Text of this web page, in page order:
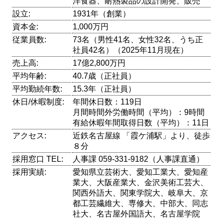
設立:
1931年（創業）
資本金:
1,000万円
従業員数:
73名（男性41名、女性32名、うち正
社員42名）（2025年11月現在）
売上高:
17億2,800万円
平均年齢:
40.7歳（正社員）
平均勤続年数:
15.3年（正社員）
休日/休暇制度:
年間休日数：119日
月間時間外労働時間（平均）：9時間
有給休暇年間取得日数（平均）：11日
アクセス:
近鉄名古屋線 「霞ケ浦駅」より、徒歩
８分
採用窓口 TEL:
人事課 059-331-9182（人事課直通）
採用実績:
愛知県立芸術大、愛知工業大、愛知産
業大、大阪産業大、金沢美術工芸大、
関西外語大、関東学院大、岐阜大、京
都工芸繊維大、専修大、中部大、同志
社大、名古屋外国語大、名古屋学院